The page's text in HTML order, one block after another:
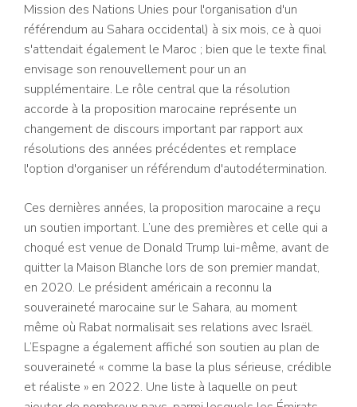
Mission des Nations Unies pour l'organisation d'un
référendum au Sahara occidental) à six mois, ce à quoi
s'attendait également le Maroc ; bien que le texte final
envisage son renouvellement pour un an
supplémentaire. Le rôle central que la résolution
accorde à la proposition marocaine représente un
changement de discours important par rapport aux
résolutions des années précédentes et remplace
l'option d'organiser un référendum d'autodétermination.
Ces dernières années, la proposition marocaine a reçu
un soutien important. L’une des premières et celle qui a
choqué est venue de Donald Trump lui-même, avant de
quitter la Maison Blanche lors de son premier mandat,
en 2020. Le président américain a reconnu la
souveraineté marocaine sur le Sahara, au moment
même où Rabat normalisait ses relations avec Israël.
L’Espagne a également affiché son soutien au plan de
souveraineté « comme la base la plus sérieuse, crédible
et réaliste » en 2022. Une liste à laquelle on peut